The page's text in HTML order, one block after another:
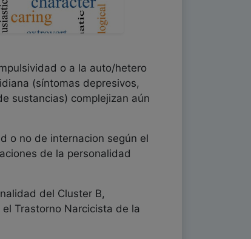
o a la auto/hetero
(síntomas depresivos,
sustancias) complejizan aún
o no de internacion según el
de la personalidad
del Cluster B,
Trastorno Narcicista de la